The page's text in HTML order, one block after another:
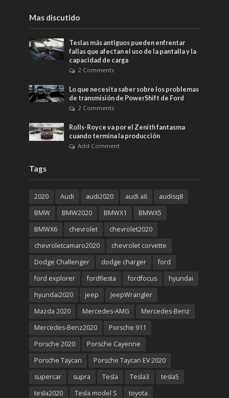
Mas discutido
Teslas más antiguos pueden enfrentar
fallas que afectan el uso de la pantalla y la
capacidad de carga
2 Comments
Lo que necesita saber sobre los problemas
de transmisión de PowerShift de Ford
2 Comments
Rolls-Royce va por el Zenith fantasma
cuando termina la producción
Add Comment
Tags
2020 Audi audi2020 audi a6
audisq8
BMW
BMW2020 BMWX1
BMWX5
BMWX6
chevrolet
chevrolet2020
chevroletcamaro2020
chevrolet corvette
Dodge Challenger
dodge charger
ford
ford explorer
fordfiesta fordfocus
hyundai
hyundai2020
jeep
JeepWrangler
Mazda 2020
Mercedes-AMG
Mercedes-Benz
Mercedes-Benz2020
Porsche 911
Porsche 2020
Porsche Cayenne
Porsche Taycan
Porsche Taycan EV 2020
supercar
supra Tesla Tesla3
tesla5
tesla2020
Tesla model S toyota